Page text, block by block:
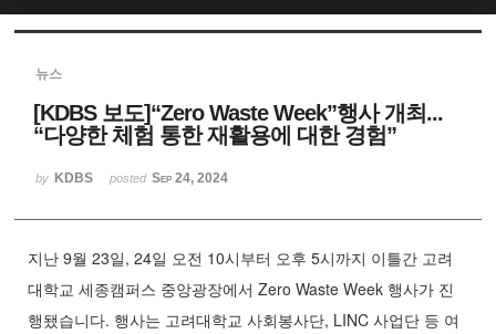
뉴스
[KDBS 보도]“Zero Waste Week”행사 개최...
“다양한 체험 통한 재활용에 대한 경험”
by KDBS posted Sep 24, 2024
지난 9월 23일, 24일 오전 10시부터 오후 5시까지 이틀간 고려
대학교 세종캠퍼스 중앙광장에서 Zero Waste Week 행사가 진
행됐습니다. 행사는 고려대학교 사회봉사단, LINC 사업단 등 여
Sketchbook5, 스케치북5
Sketchbook5, 스케치북5